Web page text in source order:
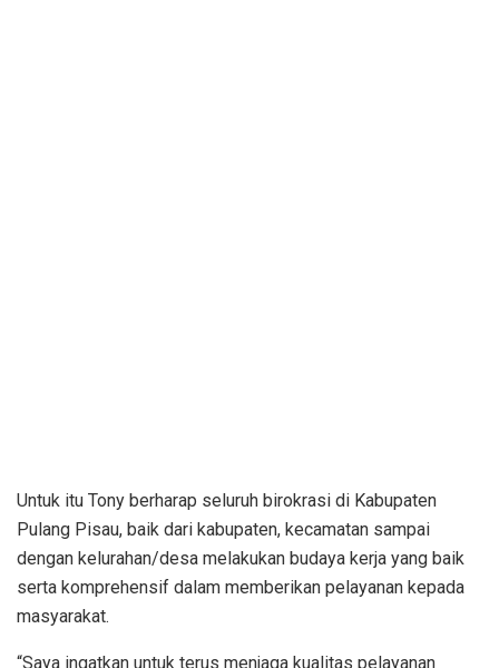
Untuk itu Tony berharap seluruh birokrasi di Kabupaten
Pulang Pisau, baik dari kabupaten, kecamatan sampai
dengan kelurahan/desa melakukan budaya kerja yang baik
serta komprehensif dalam memberikan pelayanan kepada
masyarakat.
“Saya ingatkan untuk terus menjaga kualitas pelayanan